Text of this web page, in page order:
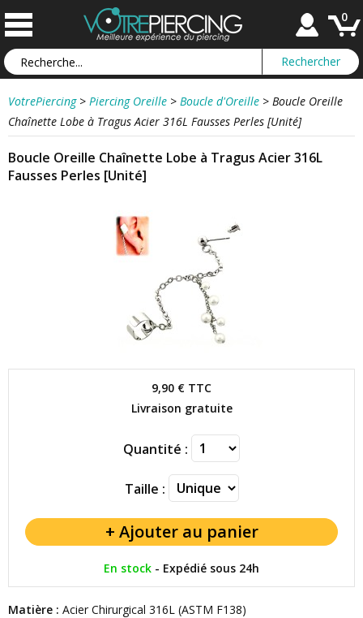
0
VotrePiercing > Piercing Oreille > Boucle d'Oreille > Boucle Oreille
Chaînette Lobe à Tragus Acier 316L Fausses Perles [Unité]
Boucle Oreille Chaînette Lobe à Tragus Acier 316L
Fausses Perles [Unité]
9,90 € TTC
Livraison gratuite
Quantité :
Taille :
En stock - Expédié sous 24h
Matière : Acier Chirurgical 316L (ASTM F138)